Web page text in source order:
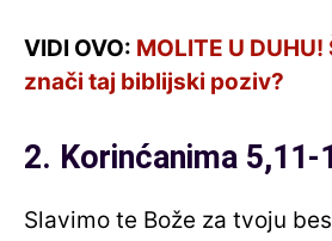
VIDI OVO: MOLITE U
znači taj biblijski poziv?
2. Korinćanima 5,11-
Slavimo te Bože za tvoju